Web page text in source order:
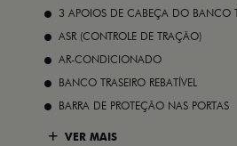
3 APOIOS DE CABEÇA DO BANCO
ASR (CONTROLE DE TRAÇÃO)
AR-CONDICIONADO
BANCO TRASEIRO REBATÍVEL
BARRA DE PROTEÇÃO NAS PORTAS
VER MAIS